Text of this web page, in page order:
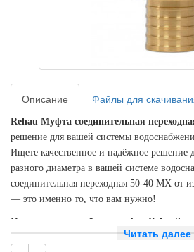
Описание Файлы для
Rehau Муфта соединительная
решение для вашей системы
Ищете качественное и надёжное решение
разного диаметра в вашей системе
соединительная переходная 50-40 MX от
— это именно то, что вам нужно!
Почему стоит выбрать муфту Rehau?
Высокое качество
Читать далее